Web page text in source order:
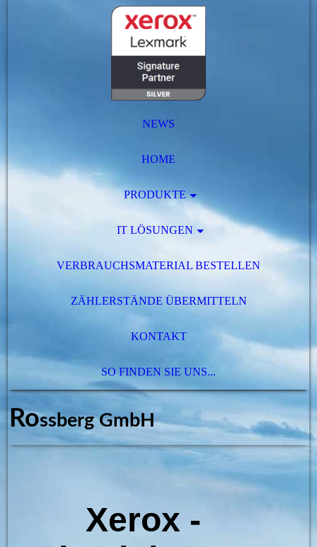
NEWS
HOME
PRODUKTE
IT LÖSUNGEN
VERBRAUCHSMATERIAL BESTELLEN
ZÄHLERSTÄNDE ÜBERMITTELN
KONTAKT
SO FINDEN SIE UNS...
Rossberg GmbH
Xerox -